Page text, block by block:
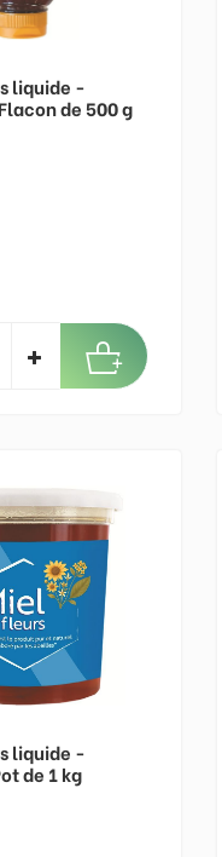
liquide -
de 500 g
liquide -
de 1 kg